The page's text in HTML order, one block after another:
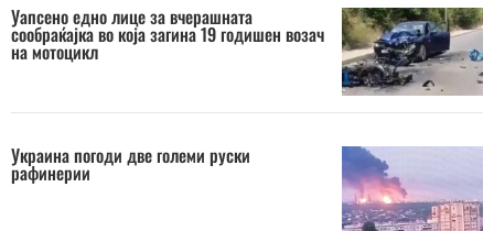
Уапсено едно лице за вчерашната
сообраќајка во која загина 19 годишен возач
на мотоцикл
Украина погоди две големи руски
рафинерии